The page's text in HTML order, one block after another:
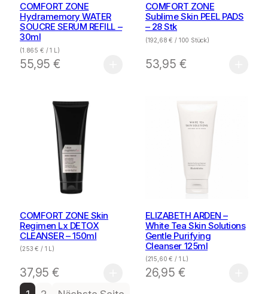
COMFORT ZONE
Hydramemory WATER
SOUCRE SERUM REFILL –
30ml
(1.865 € / 1 L)
55,95€
COMFORT ZONE
Sublime Skin PEEL PADS
– 28 Stk
(192,68€ / 100 Stück)
53,95 €
COMFORT ZONE Skin
Regimen Lx DETOX
CLEANSER – 150ml
(253€ / 1 L)
37,95€
ELIZABETH ARDEN –
White Tea Skin Solutions
Gentle Purifying
Cleanser 125ml
(215,60€ / 1 L)
26,95 €